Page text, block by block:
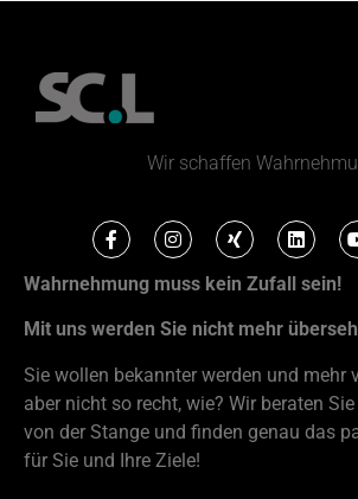
Wir schaffen
Wahrnehmung muss kein Zufall sein!
Mit uns werden Sie nicht mehr
Sie wollen bekannter werden und mehr
aber nicht so recht, wie? Wir beraten
von der Stange und finden genau das
für Sie und Ihre Ziele!